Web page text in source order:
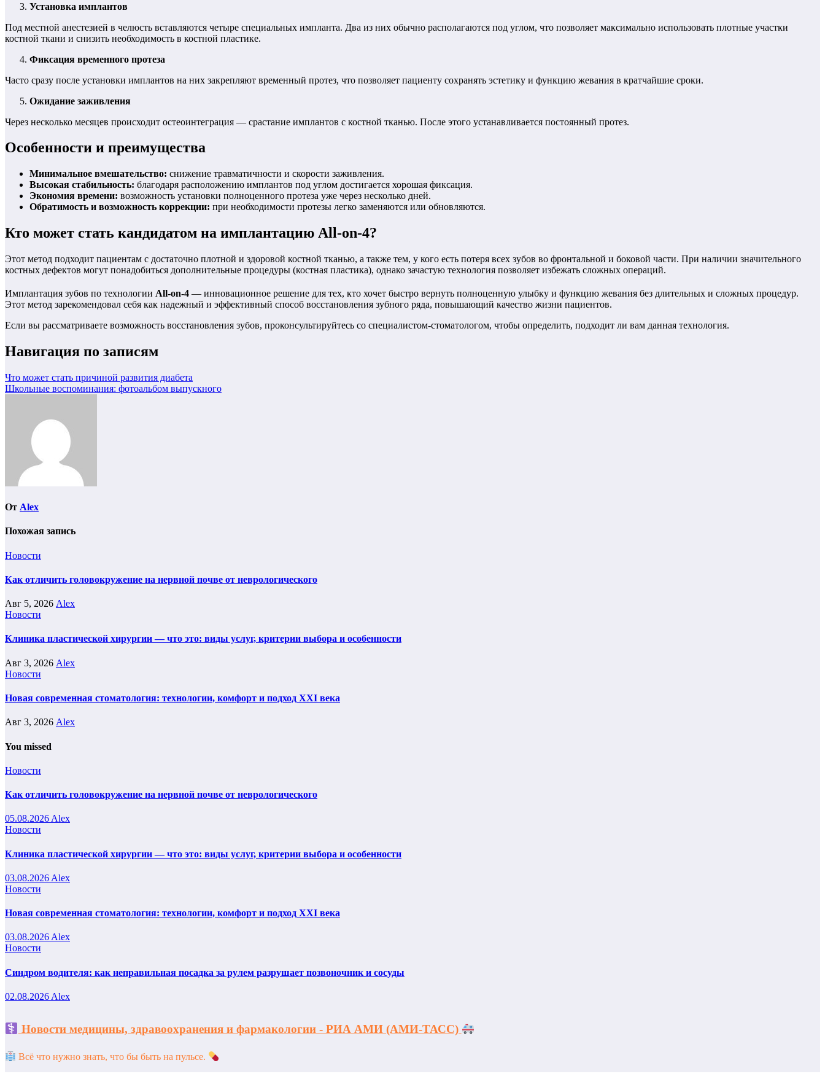
Установка имплантов
Под местной анестезией в челюсть вставляются четыре специальных импланта. Два из них обычно располагаются под углом, что позволяет максимально использовать плотные участки
костной ткани и снизить необходимость в костной пластике.
Фиксация временного протеза
Часто сразу после установки имплантов на них закрепляют временный протез, что позволяет пациенту сохранять эстетику и функцию жевания в кратчайшие сроки.
Ожидание заживления
Через несколько месяцев происходит остеоинтеграция — срастание имплантов с костной тканью. После этого устанавливается постоянный протез.
Особенности и преимущества
Минимальное вмешательство: снижение травматичности и скорости заживления.
Высокая стабильность: благодаря расположению имплантов под углом достигается хорошая фиксация.
Экономия времени: возможность установки полноценного протеза уже через несколько дней.
Обратимость и возможность коррекции: при необходимости протезы легко заменяются или обновляются.
Кто может стать кандидатом на имплантацию All-on-4?
Этот метод подходит пациентам с достаточно плотной и здоровой костной тканью, а также тем, у кого есть потеря всех зубов во фронтальной и боковой части. При наличии значительного
костных дефектов могут понадобиться дополнительные процедуры (костная пластика), однако зачастую технология позволяет избежать сложных операций.
Имплантация зубов по технологии All-on-4 — инновационное решение для тех, кто хочет быстро вернуть полноценную улыбку и функцию жевания без длительных и сложных процедур.
Этот метод зарекомендовал себя как надежный и эффективный способ восстановления зубного ряда, повышающий качество жизни пациентов.
Если вы рассматриваете возможность восстановления зубов, проконсультируйтесь со специалистом-стоматологом, чтобы определить, подходит ли вам данная технология.
Навигация по записям
Что может стать причиной развития диабета
Школьные воспоминания: фотоальбом выпускного
От Alex
Похожая запись
Новости
Как отличить головокружение на нервной почве от неврологического
Авг 5, 2026 Alex
Новости
Клиника пластической хирургии — что это: виды услуг, критерии выбора и особенности
Авг 3, 2026 Alex
Новости
Новая современная стоматология: технологии, комфорт и подход XXI века
Авг 3, 2026 Alex
You missed
Новости
Как отличить головокружение на нервной почве от неврологического
05.08.2026 Alex
Новости
Клиника пластической хирургии — что это: виды услуг, критерии выбора и особенности
03.08.2026 Alex
Новости
Новая современная стоматология: технологии, комфорт и подход XXI века
03.08.2026Alex
Новости
Синдром водителя: как неправильная посадка за рулем разрушает позвоночник и сосуды
02.08.2026 Alex
Новости медицины, здравоохранения и фармакологии - РИА АМИ (АМИ-ТАСС)
Всё что нужно знать, что бы быть на пульсе.